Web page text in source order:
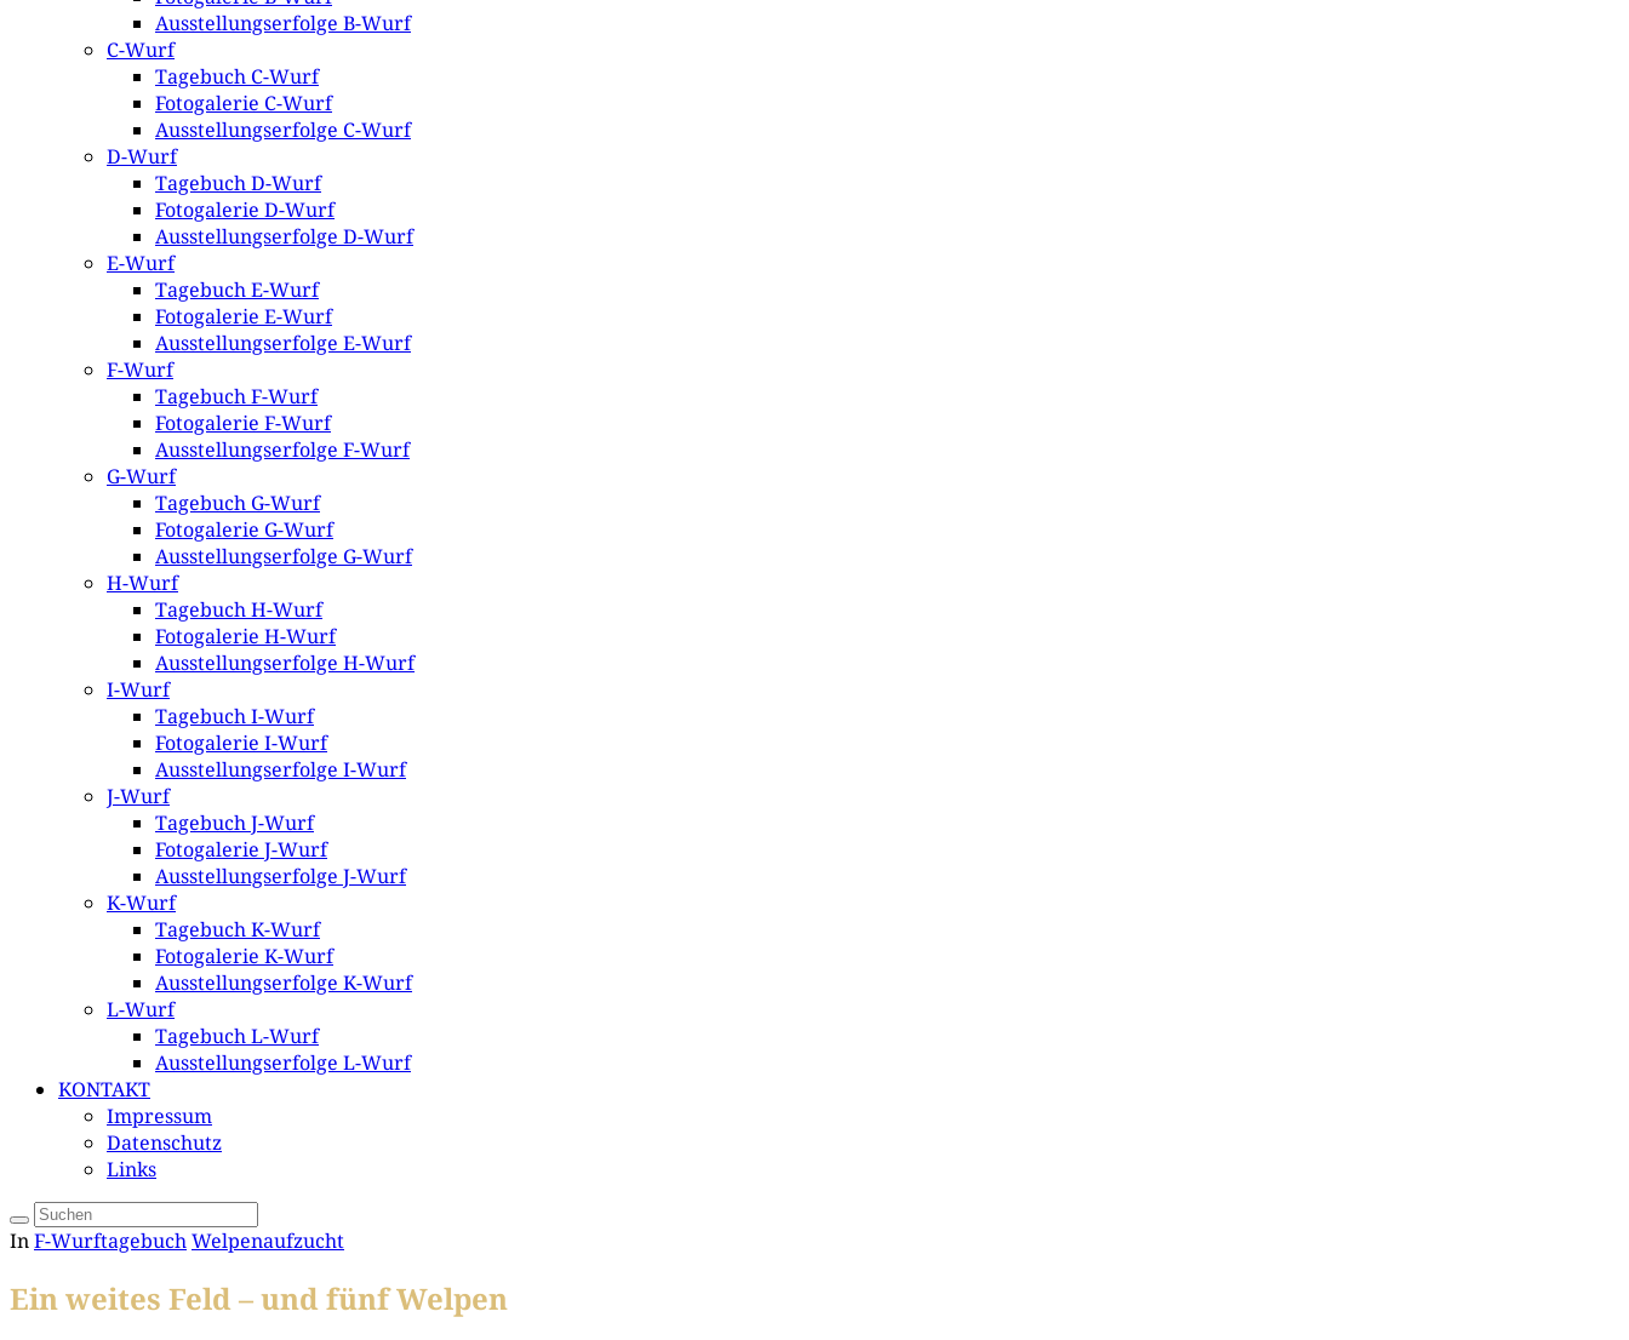
Ausstellungserfolge B-Wurf
C-Wurf
Tagebuch C-Wurf
Fotogalerie C-Wurf
Ausstellungserfolge C-Wurf
D-Wurf
Tagebuch D-Wurf
Fotogalerie D-Wurf
Ausstellungserfolge D-Wurf
E-Wurf
Tagebuch E-Wurf
Fotogalerie E-Wurf
Ausstellungserfolge E-Wurf
F-Wurf
Tagebuch F-Wurf
Fotogalerie F-Wurf
Ausstellungserfolge F-Wurf
G-Wurf
Tagebuch G-Wurf
Fotogalerie G-Wurf
Ausstellungserfolge G-Wurf
H-Wurf
Tagebuch H-Wurf
Fotogalerie H-Wurf
Ausstellungserfolge H-Wurf
I-Wurf
Tagebuch I-Wurf
Fotogalerie I-Wurf
Ausstellungserfolge I-Wurf
J-Wurf
Tagebuch J-Wurf
Fotogalerie J-Wurf
Ausstellungserfolge J-Wurf
K-Wurf
Tagebuch K-Wurf
Fotogalerie K-Wurf
Ausstellungserfolge K-Wurf
L-Wurf
Tagebuch L-Wurf
Ausstellungserfolge L-Wurf
KONTAKT
Impressum
Datenschutz
Links
InF-WurftagebuchWelpenaufzucht
Ein weites Feld – und fünf Welpen